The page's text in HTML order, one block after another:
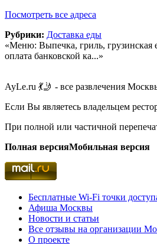
Посмотреть все адреса
Рубрики: Доставка еды
«Меню: Выпечка, гриль, грузинская
оплата банковской ка...»
AyLe.ru 💃🤳 - все развлечения
Если Вы являетесь владельцем
При полной или частичной
Полная версияМобильная версия
Бесплатные Wi-Fi точки
Афиша Москвы
Новости и статьи
Все отзывы на организации
О проекте